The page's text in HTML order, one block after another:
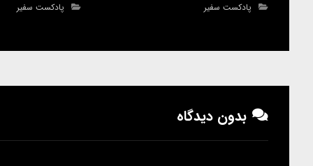
پادکست سفیر پادکست سفیر
بدون دیدگاه